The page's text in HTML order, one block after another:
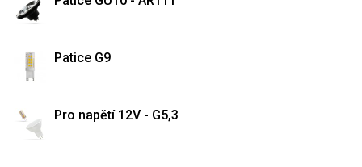
Patice G9
Pro napětí 12V - G5,3